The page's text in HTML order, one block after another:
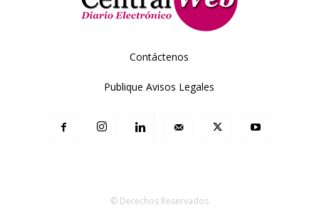
Contáctenos
Publique Avisos Legales
© Derechos Reservados